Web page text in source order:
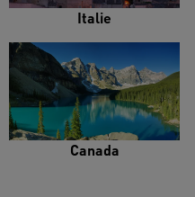
Italie
Canada